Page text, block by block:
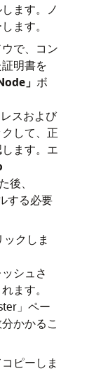
ます。ノ
ます。
で、コン
明書を
」 ボ
スおよび
して、正
ます。エ
後、
する必要
ックしま
シュさ
ます。
」ペー
かかるこ
ピーしま